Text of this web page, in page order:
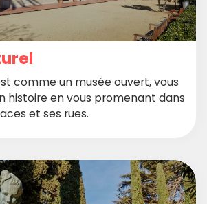
comme un musée ouvert, vous
histoire en vous promenant dans
et ses rues.